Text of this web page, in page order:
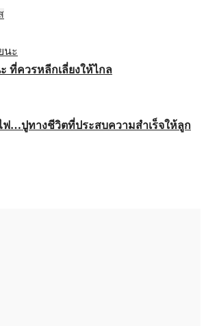
ที่ควรหลีกเลี่ยงให้ไกล
ฟ…ปูทางชีวิตที่ประสบความสำเร็จให้ลูก